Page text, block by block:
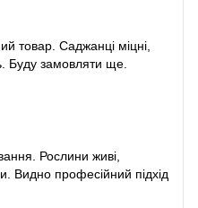
товар. Саджанці міцні,
Буду замовляти ще.
Рослини живі,
Видно професійний підхід